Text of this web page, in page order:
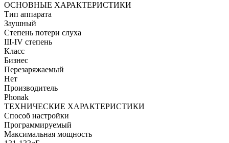
ОСНОВНЫЕ ХАРАКТЕРИСТИКИ
Тип аппарата
Заушный
Степень потери слуха
III-IV степень
Класс
Бизнес
Перезаряжаемый
Нет
Производитель
Phonak
ТЕХНИЧЕСКИЕ ХАРАКТЕРИСТИКИ
Способ настройки
Программируемый
Максимальная мощность